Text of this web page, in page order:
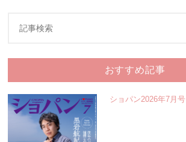
おすすめ記事
ショパン2026年7月号